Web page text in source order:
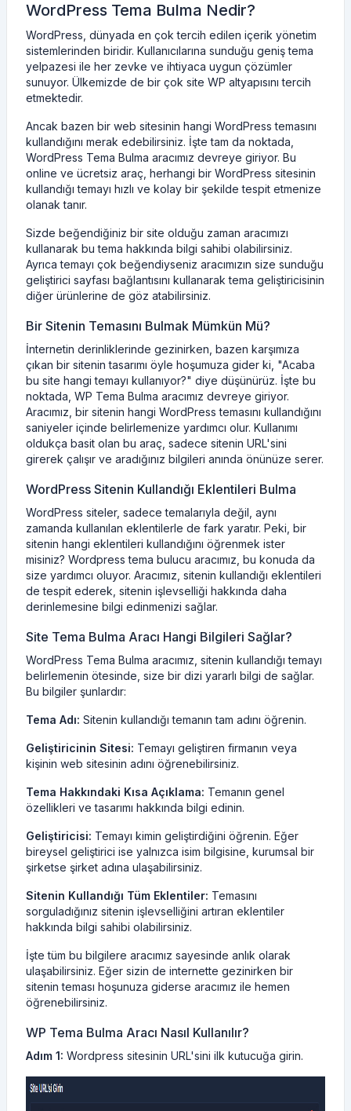
WordPress Tema Bulma Nedir?
WordPress, dünyada en çok tercih edilen içerik yönetim
sistemlerinden biridir. Kullanıcılarına sunduğu geniş tema
yelpazesi ile her zevke ve ihtiyaca uygun çözümler
sunuyor. Ülkemizde de bir çok site WP altyapısını tercih
etmektedir.
Ancak bazen bir web sitesinin hangi WordPress temasını
kullandığını merak edebilirsiniz. İşte tam da noktada,
WordPress Tema Bulma aracımız devreye giriyor. Bu
online ve ücretsiz araç, herhangi bir WordPress sitesinin
kullandığı temayı hızlı ve kolay bir şekilde tespit etmenize
olanak tanır.
Sizde beğendiğiniz bir site olduğu zaman aracımızı
kullanarak bu tema hakkında bilgi sahibi olabilirsiniz.
Ayrıca temayı çok beğendiyseniz aracımızın size sunduğu
geliştirici sayfası bağlantısını kullanarak tema geliştiricisinin
diğer ürünlerine de göz atabilirsiniz.
Bir Sitenin Temasını Bulmak Mümkün Mü?
İnternetin derinliklerinde gezinirken, bazen karşımıza
çıkan bir sitenin tasarımı öyle hoşumuza gider ki, "Acaba
bu site hangi temayı kullanıyor?" diye düşünürüz. İşte bu
noktada, WP Tema Bulma aracımız devreye giriyor.
Aracımız, bir sitenin hangi WordPress temasını kullandığını
saniyeler içinde belirlemenize yardımcı olur. Kullanımı
oldukça basit olan bu araç, sadece sitenin URL'sini
girerek çalışır ve aradığınız bilgileri anında önünüze serer.
WordPress Sitenin Kullandığı Eklentileri Bulma
WordPress siteler, sadece temalarıyla değil, aynı
zamanda kullanılan eklentilerle de fark yaratır. Peki, bir
sitenin hangi eklentileri kullandığını öğrenmek ister
misiniz? Wordpress tema bulucu aracımız, bu konuda da
size yardımcı oluyor. Aracımız, sitenin kullandığı eklentileri
de tespit ederek, sitenin işlevselliği hakkında daha
derinlemesine bilgi edinmenizi sağlar.
Site Tema Bulma Aracı Hangi Bilgileri Sağlar?
WordPress Tema Bulma aracımız, sitenin kullandığı temayı
belirlemenin ötesinde, size bir dizi yararlı bilgi de sağlar.
Bu bilgiler şunlardır:
Tema Adı: Sitenin kullandığı temanın tam adını öğrenin.
Geliştiricinin Sitesi: Temayı geliştiren firmanın veya
kişinin web sitesinin adını öğrenebilirsiniz.
Tema Hakkındaki Kısa Açıklama: Temanın genel
özellikleri ve tasarımı hakkında bilgi edinin.
Geliştiricisi: Temayı kimin geliştirdiğini öğrenin. Eğer
bireysel geliştirici ise yalnızca isim bilgisine, kurumsal bir
şirketse şirket adına ulaşabilirsiniz.
Sitenin Kullandığı Tüm Eklentiler: Temasını
sorguladığınız sitenin işlevselliğini artıran eklentiler
hakkında bilgi sahibi olabilirsiniz.
İşte tüm bu bilgilere aracımız sayesinde anlık olarak
ulaşabilirsiniz. Eğer sizin de internette gezinirken bir
sitenin teması hoşunuza giderse aracımız ile hemen
öğrenebilirsiniz.
WP Tema Bulma Aracı Nasıl Kullanılır?
Adım 1: Wordpress sitesinin URL'sini ilk kutucuğa girin.